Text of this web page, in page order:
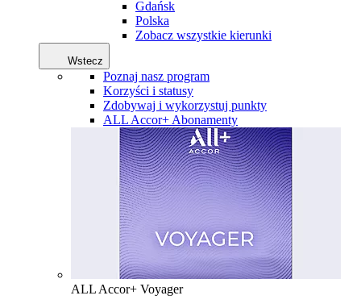
Gdańsk
Polska
Zobacz wszystkie kierunki
Wstecz
Poznaj nasz program
Korzyści i statusy
Zdobywaj i wykorzystuj punkty
ALL Accor+ Abonamenty
ALL Accor+ Voyager